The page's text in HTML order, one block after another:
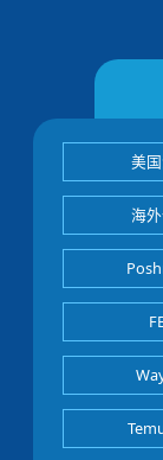
美
海